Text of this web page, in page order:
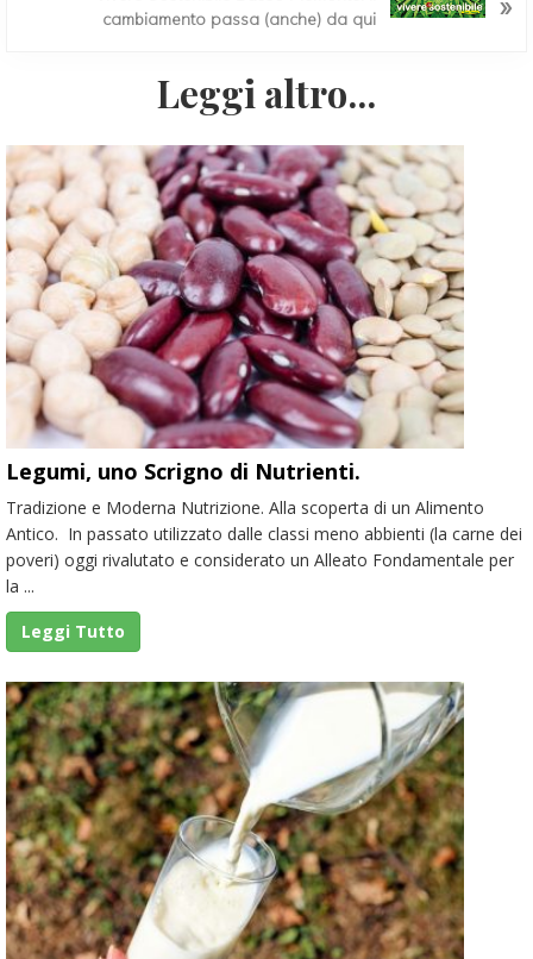
e
n
t
e
:
c
c
s
s
o
:
cambiamento passa (anche) da qui
Leggi altro...
Legumi, uno Scrigno di Nutrienti.
Tradizione e Moderna Nutrizione. Alla scoperta di un Alimento
Antico. In passato utilizzato dalle classi meno abbienti (la carne dei
poveri) oggi rivalutato e considerato un Alleato Fondamentale per
la ...
Leggi Tutto